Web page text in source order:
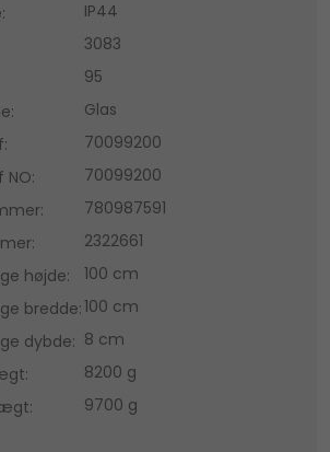
IP44
3083
95
Glas
70099200
NO:
70099200
780987591
2322661
højde:
100 cm
bredde:100 cm
dybde: 8 cm
8200 g
9700 g